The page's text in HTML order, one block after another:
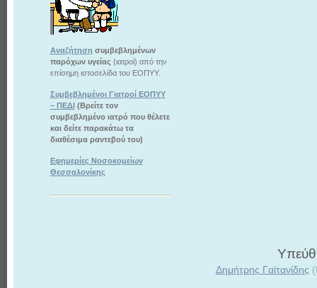
Αναζήτηση συμβεβλημένων
παρόχων υγείας (ιατροί) από την
επίσημη ιστοσελίδα του ΕΟΠΥΥ.
Συμβεβλημένοι Γιατροί ΕΟΠΥΥ
– ΠΕΔΙ(Βρείτε τον
συμβεβλημένο ιατρό που θέλετε
και δείτε παρακάτω τα
διαθέσιμα ραντεβού του)
Εφημερίες Νοσοκομείων
Θεσσαλονίκης
Δημήτρης Γαϊτανίδης